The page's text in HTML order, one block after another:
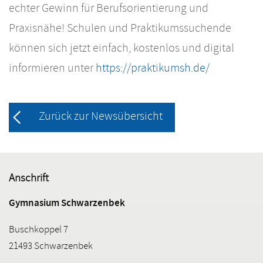
echter Gewinn für Berufsorientierung und
Praxisnähe! Schulen und Praktikumssuchende
können sich jetzt einfach, kostenlos und digital
informieren unterhttps://praktikumsh.de/
Zurück zur Newsübersicht
Anschrift
Gymnasium Schwarzenbek
Buschkoppel 7
21493 Schwarzenbek